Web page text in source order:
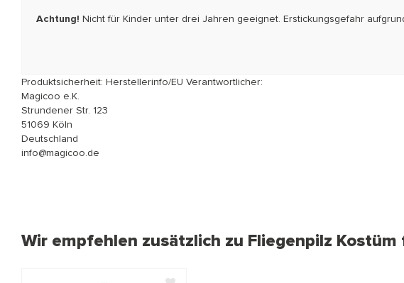
Achtung! Nicht für Kinder unter drei Jahren geeignet. Erstickungsgefahr
Produktsicherheit: Herstellerinfo/EU Verantwortlicher:
Magicoo e.K.
Strundener Str. 123
51069 Köln
Deutschland
info@magicoo.de
Wir empfehlen zusätzlich zu Fliegenpilz Kostüm